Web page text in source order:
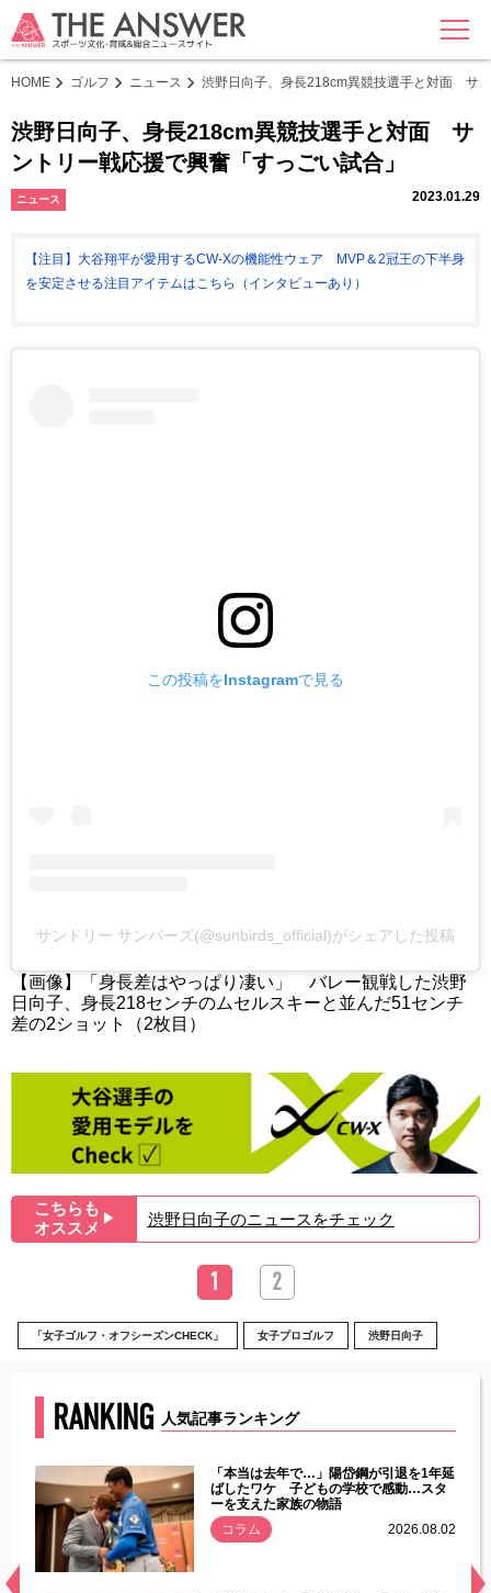
MENU
HOME ゴルフ ニュース 渋野日向子、身長218cm異競技選手と対面 サ
渋野日向子、身長218cm異競技選手と対面 サ
ントリー戦応援で興奮「すっごい試合」
ニュース 2023.01.29
【注目】大谷翔平が愛用するCW-Xの機能性ウェア MVP＆2冠王の下半身
を安定させる注目アイテムはこちら（インタビューあり）
この投稿をInstagramで見る
サントリー サンバーズ(@sunbirds_official)がシェアした投稿
【画像】「身長差はやっぱり凄い」 バレー観戦した渋野
日向子、身長218センチのムセルスキーと並んだ51センチ
差の2ショット（2枚目）
こちらも
オススメ ▶︎ 渋野日向子のニュースをチェック
1 2
「女子ゴルフ・オフシーズンCHECK」 女子プロゴルフ 渋野日向子
RANKING 人気記事ランキング
「本当は去年で…」陽岱鋼が引退を1年延
ばしたワケ 子どもの学校で感動…スタ
ーを支えた家族の物語
コラム
2026.08.02